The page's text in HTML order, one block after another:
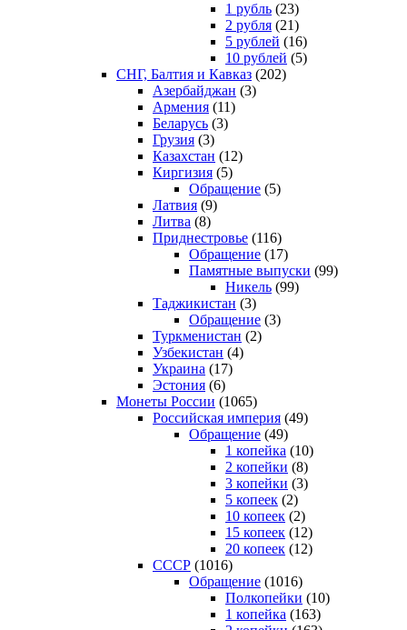
1 рубль (23)
2 рубля (21)
5 рублей (16)
10 рублей (5)
СНГ, Балтия и Кавказ (202)
Азербайджан (3)
Армения (11)
Беларусь (3)
Грузия (3)
Казахстан (12)
Киргизия (5)
Обращение (5)
Латвия (9)
Литва (8)
Приднестровье (116)
Обращение (17)
Памятные выпуски (99)
Никель (99)
Таджикистан (3)
Обращение (3)
Туркменистан (2)
Узбекистан (4)
Украина (17)
Эстония (6)
Монеты России (1065)
Российская империя (49)
Обращение (49)
1 копейка (10)
2 копейки (8)
3 копейки (3)
5 копеек (2)
10 копеек (2)
15 копеек (12)
20 копеек (12)
СССР (1016)
Обращение (1016)
Полкопейки (10)
1 копейка (163)